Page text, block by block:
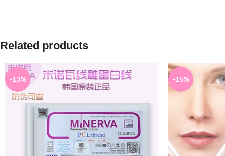
Related products
-13% -15%